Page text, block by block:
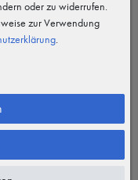
oder zu widerrufen.
zur Verwendung
.